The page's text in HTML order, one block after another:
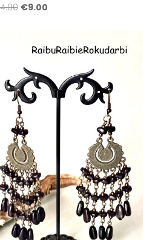
€9.00